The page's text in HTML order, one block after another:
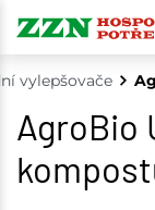
vylepšovače
AgroBio